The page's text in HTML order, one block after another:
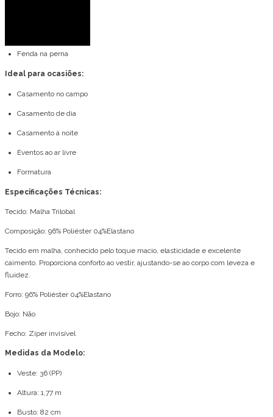
Fenda na perna
Ideal para ocasiões:
Casamento no campo
Casamento de dia
Casamento à noite
Eventos ao ar livre
Formatura
Especificações Técnicas:
Tecido: Malha Trilobal
Composição: 96% Poliéster 04%Elastano
Tecido em malha, conhecido pelo toque macio, elasticidade e excelente
caimento. Proporciona conforto ao vestir, ajustando-se ao corpo com leveza e
fluidez.
Forro: 96% Poliéster 04%Elastano
Bojo: Não
Fecho: Zíper invisível
Medidas da Modelo:
Veste: 36 (PP)
Altura: 1,77 m
Busto: 82 cm